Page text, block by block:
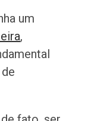
um
,